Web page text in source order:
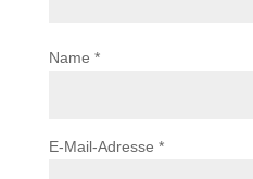
Name *
E-Mail-Adresse *